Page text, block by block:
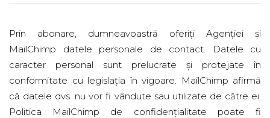
Prin abonare, dumneavoastră oferiți Agenției și
MailChimp datele personale de contact. Datele cu
caracter personal sunt prelucrate și protejate în
conformitate cu legislația în vigoare. MailChimp afirmă
că datele dvs. nu vor fi vândute sau utilizate de către ei.
Politica MailChimp de confidențialitate poate fi